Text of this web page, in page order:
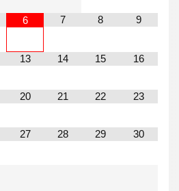
6 7 8 9
13 14 15 16
20 21 22 23
27 28 29 30